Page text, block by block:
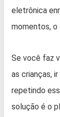
eletrônica
momentos, o
Se você faz
as crianças,
repetindo
solução é o